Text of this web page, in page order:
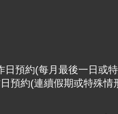
預約(每月最後一日或
預約(連續假期或特殊情